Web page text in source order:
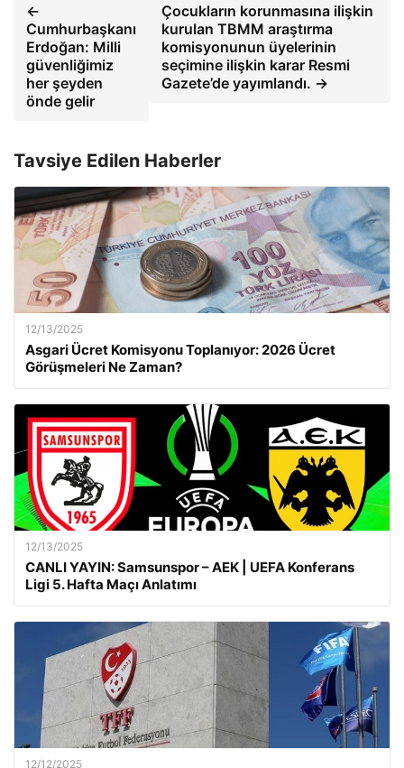
←
Cumhurbaşkanı
Erdoğan: Milli
güvenliğimiz
her şeyden
önde gelir
Çocukların korunmasına ilişkin
kurulan TBMM araştırma
komisyonunun üyelerinin
seçimine ilişkin karar Resmi
Gazete’de yayımlandı. →
Tavsiye Edilen Haberler
12/13/2025
Asgari Ücret Komisyonu Toplanıyor: 2026 Ücret
Görüşmeleri Ne Zaman?
12/13/2025
CANLI YAYIN: Samsunspor – AEK | UEFA Konferans
Ligi 5. Hafta Maçı Anlatımı
12/12/2025